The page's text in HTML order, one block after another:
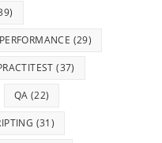
PERFORMANCE (29)
(37)
QA (22)
(31)